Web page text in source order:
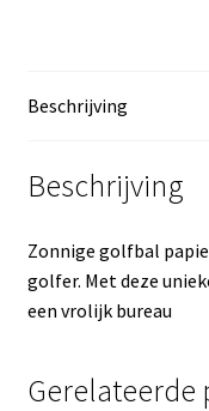
Beschrijving
Beschrijving
Zonnige golfbal
golfer. Met deze
een vrolijk bureau
Gerelateerde